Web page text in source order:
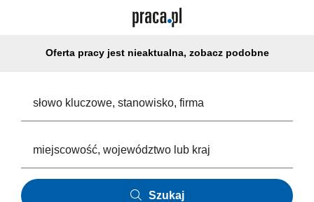
Oferta pracy jest nieaktualna, zobacz podobne
Szukaj